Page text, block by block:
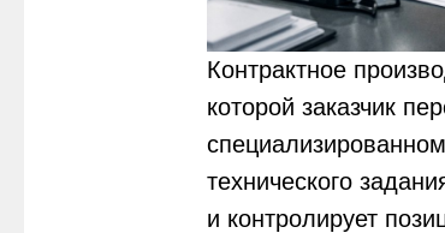
Контрактное
которой заказчик
технического
и контролирует